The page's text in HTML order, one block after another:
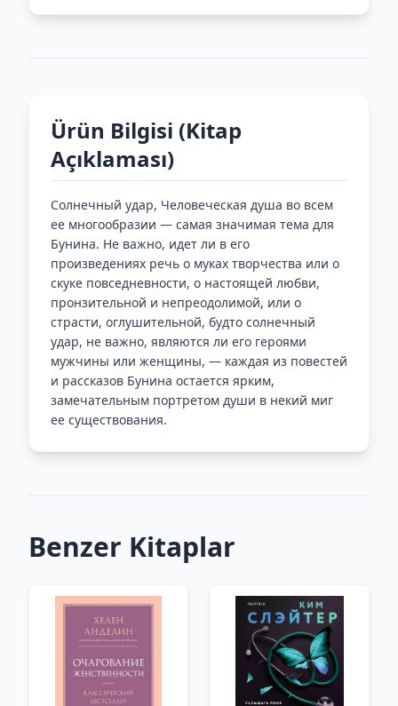
Ürün Bilgisi (Kitap
Açıklaması)
Солнечный удар, Человеческая душа во всем
ее многообразии — самая значимая тема для
Бунина. Не важно, идет ли в его
произведениях речь о муках творчества или о
скуке повседневности, о настоящей любви,
пронзительной и непреодолимой, или о
страсти, оглушительной, будто солнечный
удар, не важно, являются ли его героями
мужчины или женщины, — каждая из повестей
и рассказов Бунина остается ярким,
замечательным портретом души в некий миг
ее существования.
Benzer Kitaplar